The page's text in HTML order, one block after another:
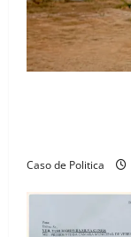
Caso de Politica